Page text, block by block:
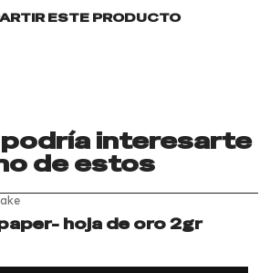
ESTE PRODUCTO
podría interesarte
de estos
hoja de oro 2gr